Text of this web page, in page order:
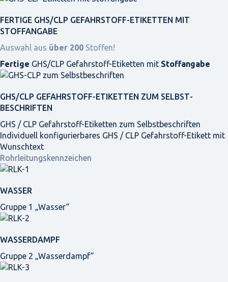
FERTIGE GHS/CLP GEFAHRSTOFF-ETIKETTEN MIT
STOFFANGABE
Auswahl aus über 200 Stoffen!
Fertige GHS/CLP Gefahrstoff-Etiketten mit Stoffangabe
GHS/CLP GEFAHRSTOFF-ETIKETTEN ZUM SELBST­
BESCHRIFTEN
GHS / CLP Gefahrstoff-Etiketten zum Selbstbeschriften
Individuell konfigurierbares GHS / CLP Gefahrstoff-Etikett mit
Wunschtext
Rohrleitungskennzeichen
WASSER
Gruppe 1 „Wasser“
WASSERDAMPF
Gruppe 2 „Wasserdampf“